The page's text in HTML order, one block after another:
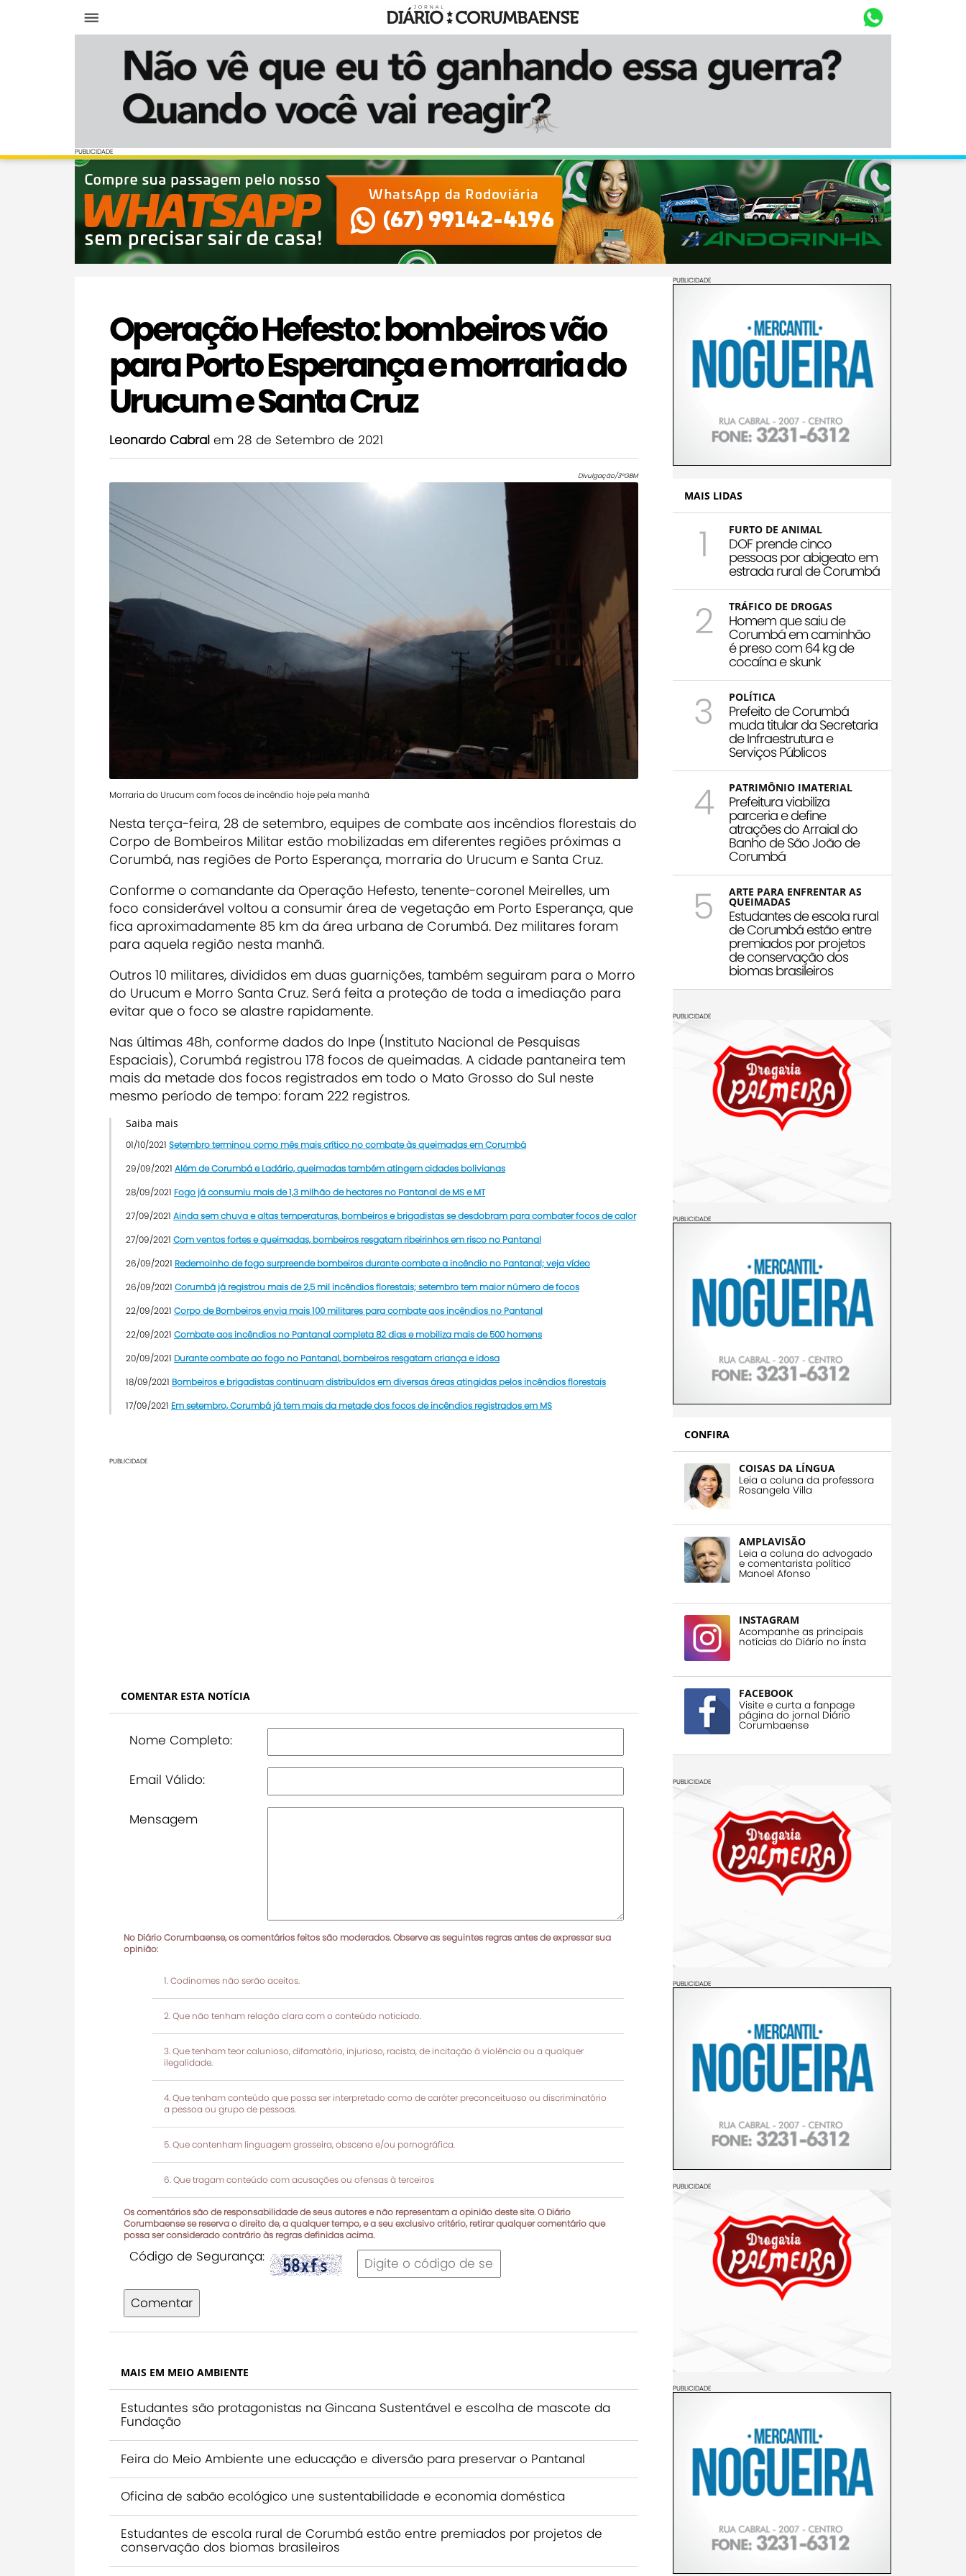
Diário Corumbaense
PUBLICIDADE
PUBLICIDADE
Operação Hefesto: bombeiros vão
para Porto Esperança e morraria do
Urucum e Santa Cruz
Leonardo Cabral em 28 de Setembro de 2021
Divulgação/3ºGBM
Morraria do Urucum com focos de incêndio hoje pela manhã
Nesta terça-feira, 28 de setembro, equipes de combate aos incêndios florestais do
Corpo de Bombeiros Militar estão mobilizadas em diferentes regiões próximas a
Corumbá, nas regiões de Porto Esperança, morraria do Urucum e Santa Cruz.
Conforme o comandante da Operação Hefesto, tenente-coronel Meirelles, um
foco considerável voltou a consumir área de vegetação em Porto Esperança, que
fica aproximadamente 85 km da área urbana de Corumbá. Dez militares foram
para aquela região nesta manhã.
Outros 10 militares, divididos em duas guarnições, também seguiram para o Morro
do Urucum e Morro Santa Cruz. Será feita a proteção de toda a imediação para
evitar que o foco se alastre rapidamente.
Nas últimas 48h, conforme dados do Inpe (Instituto Nacional de Pesquisas
Espaciais), Corumbá registrou 178 focos de queimadas. A cidade pantaneira tem
mais da metade dos focos registrados em todo o Mato Grosso do Sul neste
mesmo período de tempo: foram 222 registros.
Saiba mais
01/10/2021 Setembro terminou como mês mais crítico no combate às queimadas em Corumbá
29/09/2021 Além de Corumbá e Ladário, queimadas também atingem cidades bolivianas
28/09/2021 Fogo já consumiu mais de 1,3 milhão de hectares no Pantanal de MS e MT
27/09/2021 Ainda sem chuva e altas temperaturas, bombeiros e brigadistas se desdobram para combater focos de calor
27/09/2021 Com ventos fortes e queimadas, bombeiros resgatam ribeirinhos em risco no Pantanal
26/09/2021 Redemoinho de fogo surpreende bombeiros durante combate a incêndio no Pantanal; veja vídeo
26/09/2021 Corumbá já registrou mais de 2,5 mil incêndios florestais; setembro tem maior número de focos
22/09/2021 Corpo de Bombeiros envia mais 100 militares para combate aos incêndios no Pantanal
22/09/2021 Combate aos incêndios no Pantanal completa 82 dias e mobiliza mais de 500 homens
20/09/2021 Durante combate ao fogo no Pantanal, bombeiros resgatam criança e idosa
18/09/2021 Bombeiros e brigadistas continuam distribuídos em diversas áreas atingidas pelos incêndios florestais
17/09/2021 Em setembro, Corumbá já tem mais da metade dos focos de incêndios registrados em MS
PUBLICIDADE
COMENTAR ESTA NOTÍCIA
Nome Completo:
Email Válido:
Mensagem
No Diário Corumbaense, os comentários feitos são moderados. Observe as seguintes regras antes de expressar sua
opinião:
Codinomes não serão aceitos.
Que não tenham relação clara com o conteúdo noticiado.
Que tenham teor calunioso, difamatório, injurioso, racista, de incitação à violência ou a qualquer
ilegalidade.
Que tenham conteúdo que possa ser interpretado como de caráter preconceituoso ou discriminatório
a pessoa ou grupo de pessoas.
Que contenham linguagem grosseira, obscena e/ou pornográfica.
Que tragam conteúdo com acusações ou ofensas à terceiros
Os comentários são de responsabilidade de seus autores e não representam a opinião deste site. O Diário
Corumbaense se reserva o direito de, a qualquer tempo, e a seu exclusivo critério, retirar qualquer comentário que
possa ser considerado contrário às regras definidas acima.
Código de Segurança:
Comentar
MAIS EM MEIO AMBIENTE
Estudantes são protagonistas na Gincana Sustentável e escolha de mascote da
Fundação
Feira do Meio Ambiente une educação e diversão para preservar o Pantanal
Oficina de sabão ecológico une sustentabilidade e economia doméstica
Estudantes de escola rural de Corumbá estão entre premiados por projetos de
conservação dos biomas brasileiros
PUBLICIDADE
MAIS LIDAS
1 FURTO DE ANIMAL
DOF prende cinco
pessoas por abigeato em
estrada rural de Corumbá
2 TRÁFICO DE DROGAS
Homem que saiu de
Corumbá em caminhão
é preso com 64 kg de
cocaína e skunk
3 POLÍTICA
Prefeito de Corumbá
muda titular da Secretaria
de Infraestrutura e
Serviços Públicos
4 PATRIMÔNIO IMATERIAL
Prefeitura viabiliza
parceria e define
atrações do Arraial do
Banho de São João de
Corumbá
5 ARTE PARA ENFRENTAR AS
QUEIMADAS
Estudantes de escola rural
de Corumbá estão entre
premiados por projetos
de conservação dos
biomas brasileiros
PUBLICIDADE
PUBLICIDADE
CONFIRA
COISAS DA LÍNGUA
Leia a coluna da professora
Rosangela Villa
AMPLAVISÃO
Leia a coluna do advogado
e comentarista político
Manoel Afonso
INSTAGRAM
Acompanhe as principais
notícias do Diário no insta
FACEBOOK
Visite e curta a fanpage
página do jornal Diário
Corumbaense
PUBLICIDADE
PUBLICIDADE
PUBLICIDADE
PUBLICIDADE